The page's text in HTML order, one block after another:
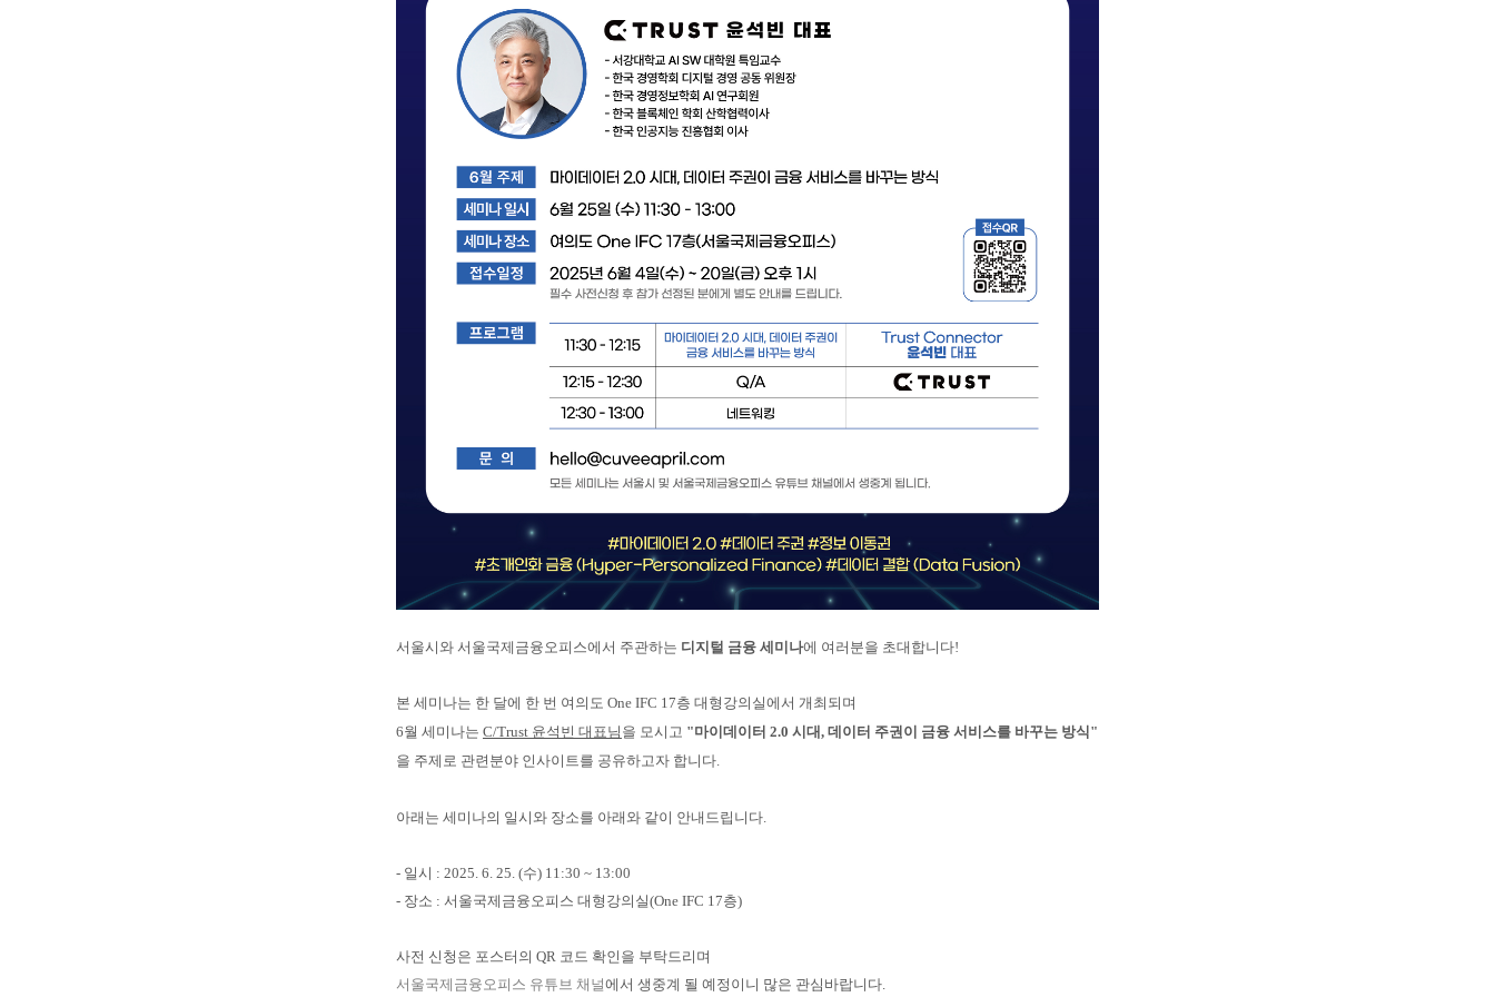
서울시와 서울국제금융오피스에서 주관하는 디지털 금융 세미나에 여러분을 초대합니다!
본 세미나는 한 달에 한 번 여의도 One IFC 17층 대형강의실에서 개최되며
6월 세미나는 C/Trust 윤석빈 대표님 을 모시고 "마이데이터 2.0 시대, 데이터 주권이 금융 서비스를 바꾸는 방식"
을 주제로 관련분야 인사이트를 공유하고자 합니다.
아래는 세미나의 일시와 장소를 아래와 같이 안내드립니다.
- 일시 : 2025. 6. 25. (수) 11:30 ~ 13:00
- 장소 : 서울국제금융오피스 대형강의실(One IFC 17층)
사전 신청은 포스터의 QR 코드 확인을 부탁드리며
서울국제금융오피스 유튜브 채널에서 생중계 될 예정이니 많은 관심바랍니다.